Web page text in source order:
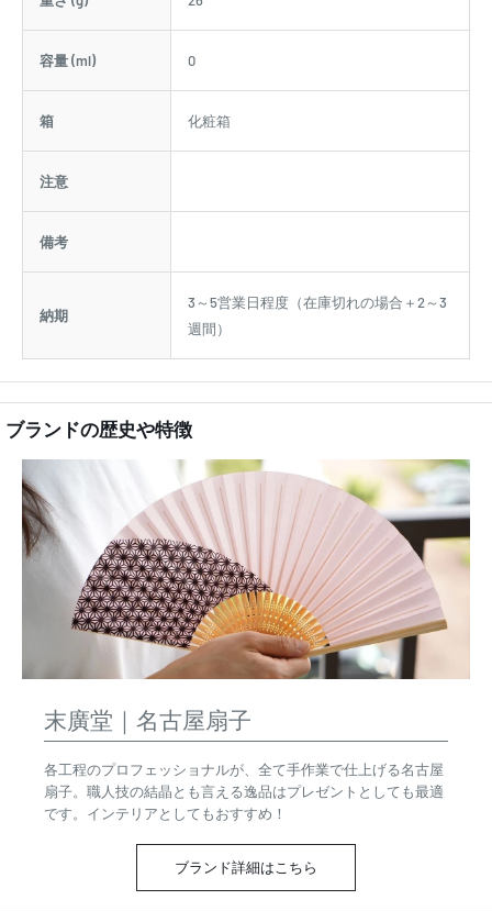
容量 (ml) 0
箱 化粧箱
注意
備考
納期
3～5営業日程度（在庫切れの場合＋2～3
週間）
ブランドの歴史や特徴
末廣堂｜名古屋扇子
各工程のプロフェッショナルが、全て手作業で仕上げる名古屋
扇子。職人技の結晶とも言える逸品はプレゼントとしても最適
です。インテリアとしてもおすすめ！
ブランド詳細はこちら